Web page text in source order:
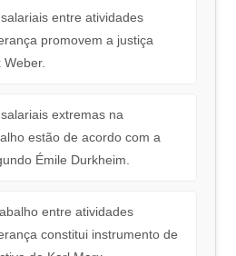
entre atividades
promovem a justiça
extremas na
estão de acordo com a
Émile Durkheim.
entre atividades
constitui instrumento de